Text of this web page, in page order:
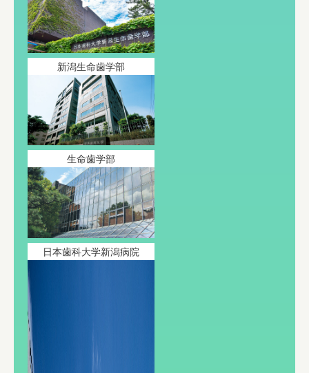
新潟生命歯学部
生命歯学部
日本歯科大学新潟病院